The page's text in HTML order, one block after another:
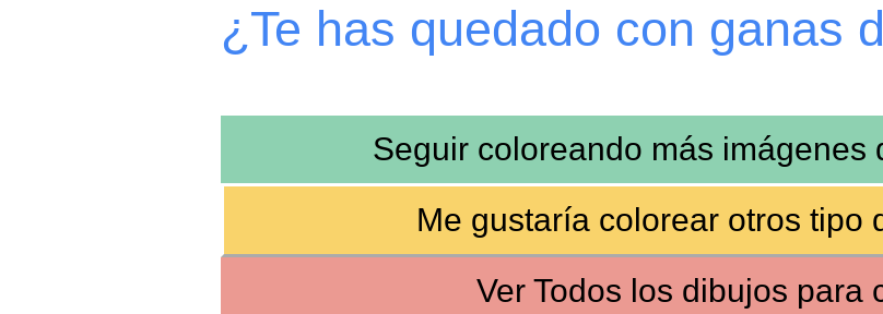
¿Te has quedado con ganas
Seguir coloreando más imágenes
Me gustaría colorear otros tipo
Ver Todos los dibujos para